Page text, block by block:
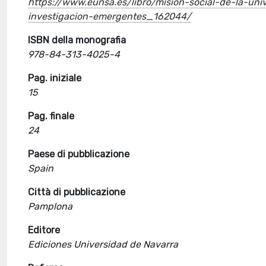
investigacion-emergentes_162044/
ISBN della monografia
978-84-313-4025-4
Pag. iniziale
15
Pag. finale
24
Paese di pubblicazione
Spain
Città di pubblicazione
Pamplona
Editore
Ediciones Universidad de Navarra